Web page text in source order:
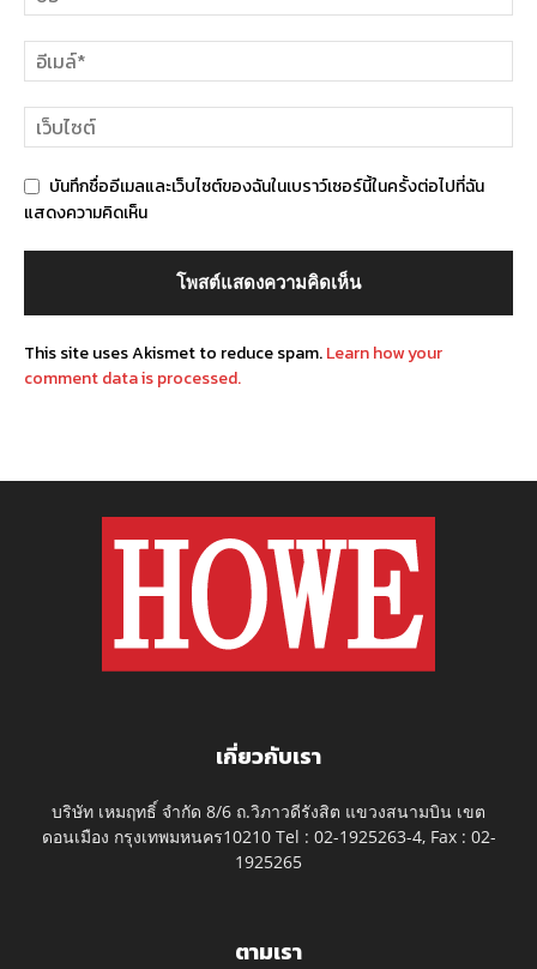
บันทึกชื่ออีเมลและเว็บไซต์ของฉันในเบราว์เซอร์นี้ในครั้งต่อไปที่ฉัน
แสดงความคิดเห็น
This site uses Akismet to reduce spam.Learn how your
comment data is processed.
เกี่ยวกับเรา
บริษัท เหมฤทธิ์ จำกัด 8/6 ถ.วิภาวดีรังสิต แขวงสนามบิน เขต
ดอนเมือง กรุงเทพมหนคร10210 Tel : 02-1925263-4, Fax : 02-
1925265
ตามเรา